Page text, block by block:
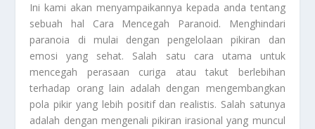
Ini kami akan menyampaikannya kepada anda tentang
sebuah hal Cara Mencegah Paranoid. Menghindari
paranoia di mulai dengan pengelolaan pikiran dan
emosi yang sehat. Salah satu cara utama untuk
mencegah perasaan curiga atau takut berlebihan
terhadap orang lain adalah dengan mengembangkan
pola pikir yang lebih positif dan realistis. Salah satunya
adalah dengan mengenali pikiran irasional yang muncul